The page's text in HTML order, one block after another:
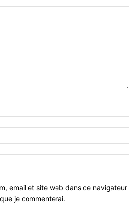
email et site web dans ce navigateur
je commenterai.